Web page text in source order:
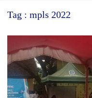
Tag : mpls 2022